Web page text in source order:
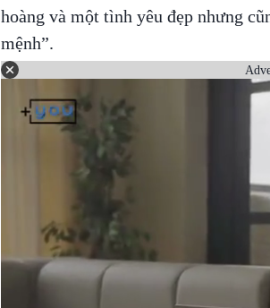
hoàng và một tình yêu đẹp nhưng
mệnh”.